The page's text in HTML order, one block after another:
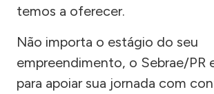
temos a oferecer.
Não importa o estágio do seu
empreendimento, o Sebrae/PR
para apoiar sua jornada com